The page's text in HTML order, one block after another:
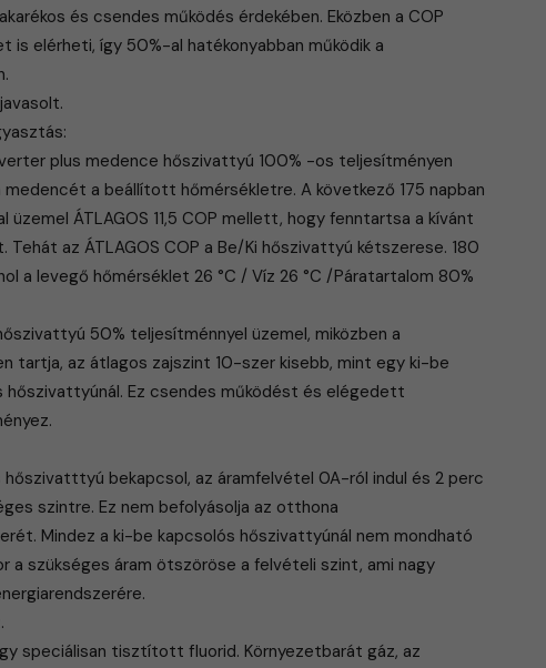
és csendes működés érdekében. Eközben a COP
is elérheti, így 50%-al hatékonyabban működik a
plus medence hőszivattyú 100% -os teljesítményen
a beállított hőmérsékletre. A következő 175 napban
üzemel ÁTLAGOS 11,5 COP mellett, hogy fenntartsa a kívánt
az ÁTLAGOS COP a Be/Ki hőszivattyú kétszerese. 180
a levegő hőmérséklet 26 °C / Víz 26 °C /Páratartalom 80%
50% teljesítménnyel üzemel, miközben a
tartja, az átlagos zajszint 10-szer kisebb, mint egy ki-be
hőszivattyúnál. Ez csendes működést és elégedett
hőszivatttyú bekapcsol, az áramfelvétel 0A-ról indul és 2 perc
szintre. Ez nem befolyásolja az otthona
Mindez a ki-be kapcsolós hőszivattyúnál nem mondható
a szükséges áram ötszöröse a felvételi szint, ami nagy
speciálisan tisztított fluorid. Környezetbarát gáz, az